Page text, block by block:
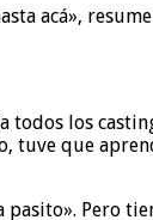
acá»,
los
tuve que
Pero